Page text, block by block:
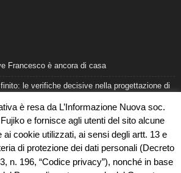
Francesco è ancora di casa
le verifiche decisive nella progettazione di
ARPACAL 2026 sulla qualità del mare
una camera ardente per l’ultimo saluto
come riconoscere i segnali veri
è resa da L’Informazione Nuova soc.
e fornisce agli utenti del sito alcune
ai cookie utilizzati, ai sensi degli artt. 13 e
di protezione dei dati personali (Decreto
n. 196, “Codice privacy”), nonché in base